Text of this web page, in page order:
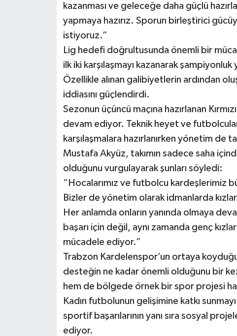
kazanması ve geleceğe daha güçlü
yapmaya hazırız. Sporun birleştirici
istiyoruz.”
Lig hedefi doğrultusunda önemli bir
ilk iki karşılaşmayı kazanarak
Özellikle alınan galibiyetlerin ardından
iddiasını güçlendirdi.
Sezonun üçüncü maçına hazırlanan
devam ediyor. Teknik heyet ve
karşılaşmalara hazırlanırken yönetim de
Mustafa Akyüz, takımın sadece saha
olduğunu vurgulayarak şunları söyledi:
“Hocalarımız ve futbolcu kardeşlerimiz
Bizler de yönetim olarak idmanlarda
Her anlamda onların yanında olmaya
başarı için değil, aynı zamanda genç
mücadele ediyor.”
Trabzon Kardelenspor’un ortaya
desteğin ne kadar önemli olduğunu bir
hem de bölgede örnek bir spor projesi
Kadın futbolunun gelişimine katkı
sportif başarılarının yanı sıra sosyal
ediyor.